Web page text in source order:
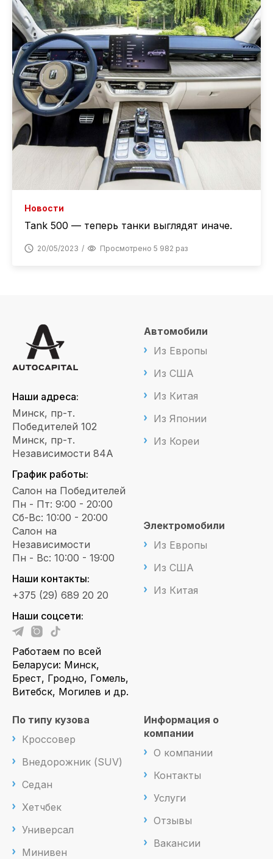
Новости
Tank 500 — теперь танки выглядят иначе.
20/05/2023 Просмотрено 5 982 раз
Наши адреса:
Минск, пр-т.
Победителей 102
Минск, пр-т.
Независимости 84А
График работы:
Салон на Победителей
Пн - Пт: 9:00 - 20:00
Сб-Вс: 10:00 - 20:00
Салон на
Независимости
Пн - Вс: 10:00 - 19:00
Наши контакты:
+375 (29) 689 20 20
Наши соцсети:
Работаем по всей
Беларуси: Минск,
Брест, Гродно, Гомель,
Витебск, Могилев и др.
Автомобили
Из Европы
Из США
Из Китая
Из Японии
Из Кореи
Электромобили
Из Европы
Из США
Из Китая
По типу кузова
Кроссовер
Внедорожник (SUV)
Седан
Хетчбек
Универсал
Минивен
Информация о
компании
О компании
Контакты
Услуги
Отзывы
Вакансии